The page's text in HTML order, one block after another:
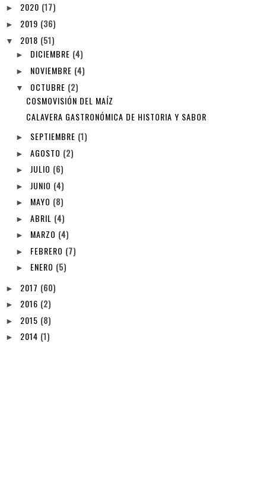
► 2020 (17)
► 2019 (36)
▼ 2018 (51)
► DICIEMBRE (4)
► NOVIEMBRE (4)
▼ OCTUBRE (2)
COSMOVISIÓN DEL MAÍZ
CALAVERA GASTRONÓMICA DE HISTORIA Y SABOR
► SEPTIEMBRE (1)
► AGOSTO (2)
► JULIO (6)
► JUNIO (4)
► MAYO (8)
► ABRIL (4)
► MARZO (4)
► FEBRERO (7)
► ENERO (5)
► 2017 (60)
► 2016 (2)
► 2015 (8)
► 2014 (1)